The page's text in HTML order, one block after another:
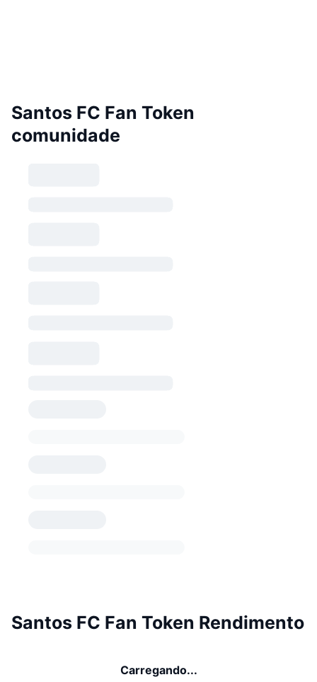
Santos FC Fan Token
comunidade
Santos FC Fan Token Rendimento
Carregando...